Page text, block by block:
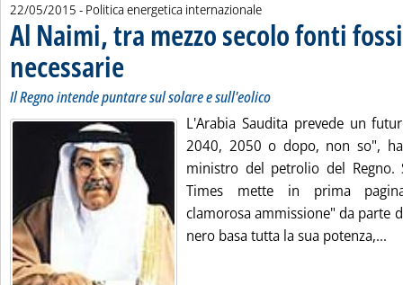
22/05/2015 - Politica energetica internazionale
Al Naimi, tra mezzo secolo fonti
necessarie
Il Regno intende puntare sul solare e sull'eolico
L'Arabia Saudita prevede un
2040, 2050 o dopo, non so",
ministro del petrolio del Regno.
Times mette in prima
clamorosa ammissione" da parte
nero basa tutta la sua potenza,...